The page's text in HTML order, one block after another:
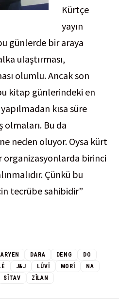
Kürtçe
yayın
günlerde bir araya
ulaştırması,
olumlu. Ancak son
kitap günlerindeki en
kısa süre
olmaları. Bu da
neden oluyor. Oysa kürt
organizasyonlarda birinci
Çünkü bu
tecrübe sahibidir”
ARYEN DARA DENG
DO
J&J LÛVÎ MORÎ
NA
SÎTAV ZÎLAN